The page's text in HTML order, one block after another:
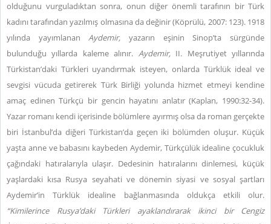
olduğunu vurguladıktan sonra, onun diğer önemli tarafının bir Türk
kadını tarafından yazılmış olmasına da değinir (Köprülü, 2007: 123). 1918
yılında yayımlananAydemir,yazarın eşinin Sinop’ta sürgünde
bulunduğu yıllarda kaleme alınır. Aydemir,II. Meşrutiyet yıllarında
Türkistan’daki Türkleri uyandırmak isteyen, onlarda Türklük ideal ve
sevgisi vücuda getirerek Türk Birliği yolunda hizmet etmeyi kendine
amaç edinen Türkçü bir gencin hayatını anlatır (Kaplan, 1990:32-34).
Yazar romanı kendi içerisinde bölümlere ayırmış olsa da roman gerçekte
biri İstanbul’da diğeri Türkistan’da geçen iki bölümden oluşur. Küçük
yaşta anne ve babasını kaybeden Aydemir, Türkçülük idealine çocukluk
çağındaki hatıralarıyla ulaşır. Dedesinin hatıralarını dinlemesi, küçük
yaşlardaki kısa Rusya seyahati ve dönemin siyasi ve sosyal şartları
Aydemir’in Türklük idealine bağlanmasında oldukça etkili olur.
“Kimilerince Rusya’daki Türkleri ayaklandırarak ikinci bir Cengiz